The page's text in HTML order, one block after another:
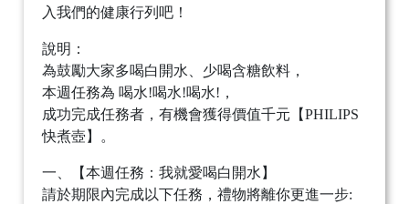
入我們的健康行列吧！
說明：
為鼓勵大家多喝白開水、少喝含糖飲料，
本週任務為 喝水!喝水!喝水!，
成功完成任務者，有機會獲得價值千元【PHILIPS
快煮壺】。
一、【本週任務：我就愛喝白開水】
請於期限內完成以下任務，禮物將離你更進一步: